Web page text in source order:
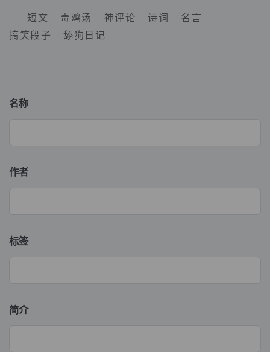
短文 毒鸡汤 神评论 诗词
名言
搞笑段子
舔狗日记
名称
作者
标签
简介